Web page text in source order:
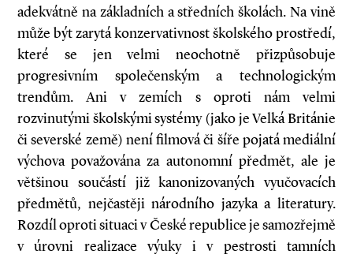
adekvátně na základních a středních školách. Na vině
může být zarytá konzervativnost školského prostředí,
které se jen velmi neochotně přizpůsobuje
progresivním společenským a technologickým
trendům. Ani v zemích s oproti nám velmi
rozvinutými školskými systémy (jako je Velká Británie
či severské země) není filmová či šíře pojatá mediální
výchova považována za autonomní předmět, ale je
většinou součástí již kanonizovaných vyučovacích
předmětů, nejčastěji národního jazyka a literatury.
Rozdíl oproti situaci v České republice je samozřejmě
v úrovni realizace výuky i v pestrosti tamních